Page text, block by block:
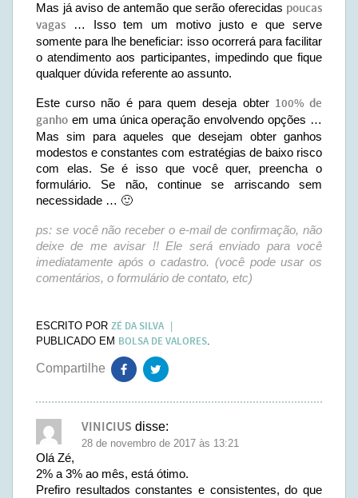
Mas já aviso de antemão que serão oferecidas poucas
vagas … Isso tem um motivo justo e que serve
somente para lhe beneficiar: isso ocorrerá para facilitar
o atendimento aos participantes, impedindo que fique
qualquer dúvida referente ao assunto.
Este curso não é para quem deseja obter 100% de
ganho em uma única operação envolvendo opções …
Mas sim para aqueles que desejam obter ganhos
modestos e constantes com estratégias de baixo risco
com elas. Se é isso que você quer, preencha o
formulário. Se não, continue se arriscando sem
necessidade … 🙂
ps: se você não receber o e-mail de confirmação, não
deixe de me avisar !! Ele será enviado para você
imediatamente após o cadastro. (você pode usar os
comentários, o formulário de contato, etc)
ESCRITO POR ZÉ DA SILVA
PUBLICADO EM BOLSA DE VALORES.
VINICIUS disse:
28 de novembro de 2017 às 13:21
Olá Zé,
2% a 3% ao mês, está ótimo.
Prefiro resultados constantes e consistentes, do que